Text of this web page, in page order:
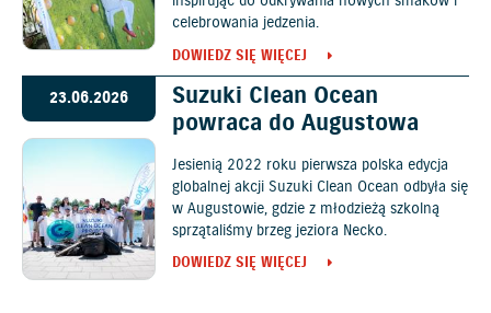
celebrowania jedzenia.
DOWIEDZ SIĘ WIĘCEJ
23.06.2026
Suzuki Clean Ocean
powraca do Augustowa
Jesienią 2022 roku pierwsza polska edycja
globalnej akcji Suzuki Clean Ocean odbyła się
w Augustowie, gdzie z młodzieżą szkolną
sprzątaliśmy brzeg jeziora Necko.
DOWIEDZ SIĘ WIĘCEJ